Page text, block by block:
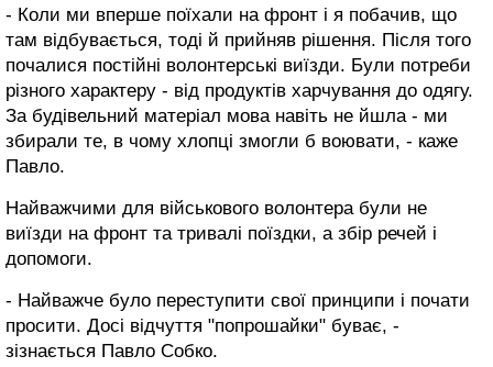
- Коли ми вперше поїхали на фронт і я побачив, що
там відбувається, тоді й прийняв рішення. Після того
почалися постійні волонтерські виїзди. Були потреби
різного характеру - від продуктів харчування до одягу.
За будівельний матеріал мова навіть не йшла - ми
збирали те, в чому хлопці змогли б воювати, - каже
Павло.
Найважчими для військового волонтера були не
виїзди на фронт та тривалі поїздки, а збір речей і
допомоги.
- Найважче було переступити свої принципи і почати
просити. Досі відчуття "попрошайки" буває, -
зізнається Павло Собко.